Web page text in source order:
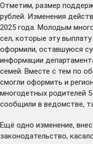
Отметим, размер
рублей. Изменения
2025 года. Молодым
сел, которые эту
оформили, оставшуюся
информации
семей. Вместе с тем по
смогли оформить и
многодетных родителей
сообщили в ведомстве,
Ещё одно изменение,
законодательство,